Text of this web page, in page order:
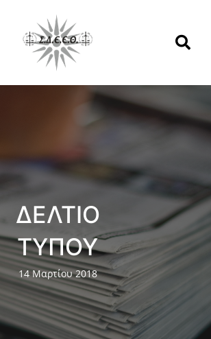
ΔΕΛΤΙΟ
ΤΥΠΟΥ
14 Μαρτίου 2018